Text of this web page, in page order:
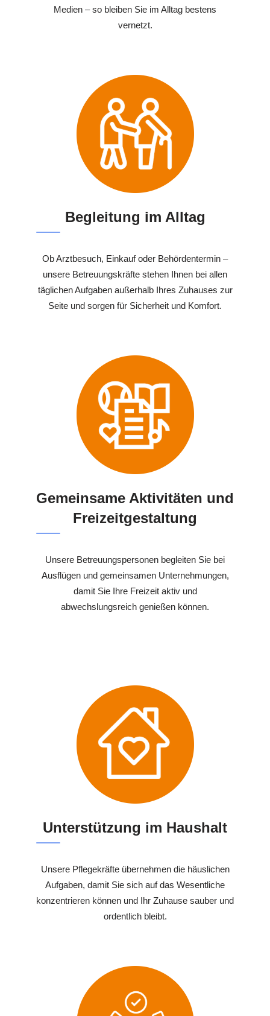
Medien – so bleiben Sie im Alltag bestens
vernetzt.
Begleitung im Alltag
Ob Arztbesuch, Einkauf oder Behördentermin –
unsere Betreuungskräfte stehen Ihnen bei allen
täglichen Aufgaben außerhalb Ihres Zuhauses zur
Seite und sorgen für Sicherheit und Komfort.
Gemeinsame Aktivitäten und
Freizeitgestaltung
Unsere Betreuungspersonen begleiten Sie bei
Ausflügen und gemeinsamen Unternehmungen,
damit Sie Ihre Freizeit aktiv und
abwechslungsreich genießen können.
Unterstützung im Haushalt
Unsere Pflegekräfte übernehmen die häuslichen
Aufgaben, damit Sie sich auf das Wesentliche
konzentrieren können und Ihr Zuhause sauber und
ordentlich bleibt.